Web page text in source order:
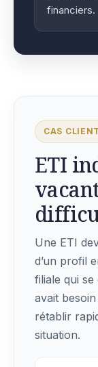
financiers.
CAS CLIENT
ETI
Une ETI
d’un profil
filiale qui
avait
rétablir
situation.